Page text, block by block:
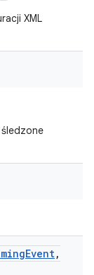
XML
Event,